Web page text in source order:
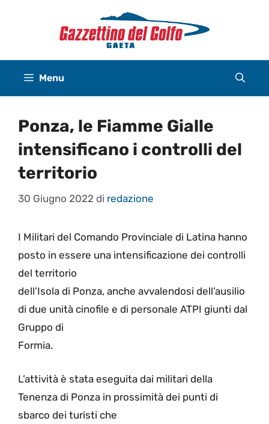
Menu
Ponza, le Fiamme Gialle
intensificano i controlli del
territorio
30 Giugno 2022 di redazione
I Militari del Comando Provinciale di Latina hanno
posto in essere una intensificazione dei controlli
del territorio
dell’Isola di Ponza, anche avvalendosi dell’ausilio
di due unità cinofile e di personale ATPI giunti dal
Gruppo di
Formia.
L’attività è stata eseguita dai militari della
Tenenza di Ponza in prossimità dei punti di
sbarco dei turisti che